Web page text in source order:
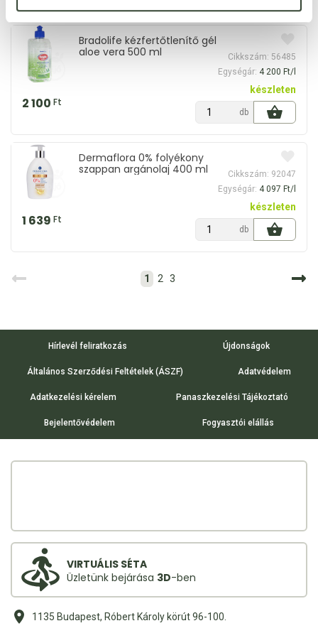
Bradolife kézfertőtlenítő gél
aloe vera 500 ml
Cikkszám: 56485
Egységár: 4 200 Ft/l
2 100 Ft
készleten
db
Dermaflora 0% folyékony
szappan argánolaj 400 ml
Cikkszám: 92047
Egységár: 4 097 Ft/l
1 639 Ft
készleten
db
1 2 3
Hírlevél feliratkozás Újdonságok
Általános Szerződési Feltételek (ÁSZF) Adatvédelem
Adatkezelési kérelem Panaszkezelési Tájékoztató
Bejelentővédelem Fogyasztói elállás
VIRTUÁLIS SÉTA
Üzletünk bejárása 3D-ben
1135 Budapest, Róbert Károly körút 96-100.